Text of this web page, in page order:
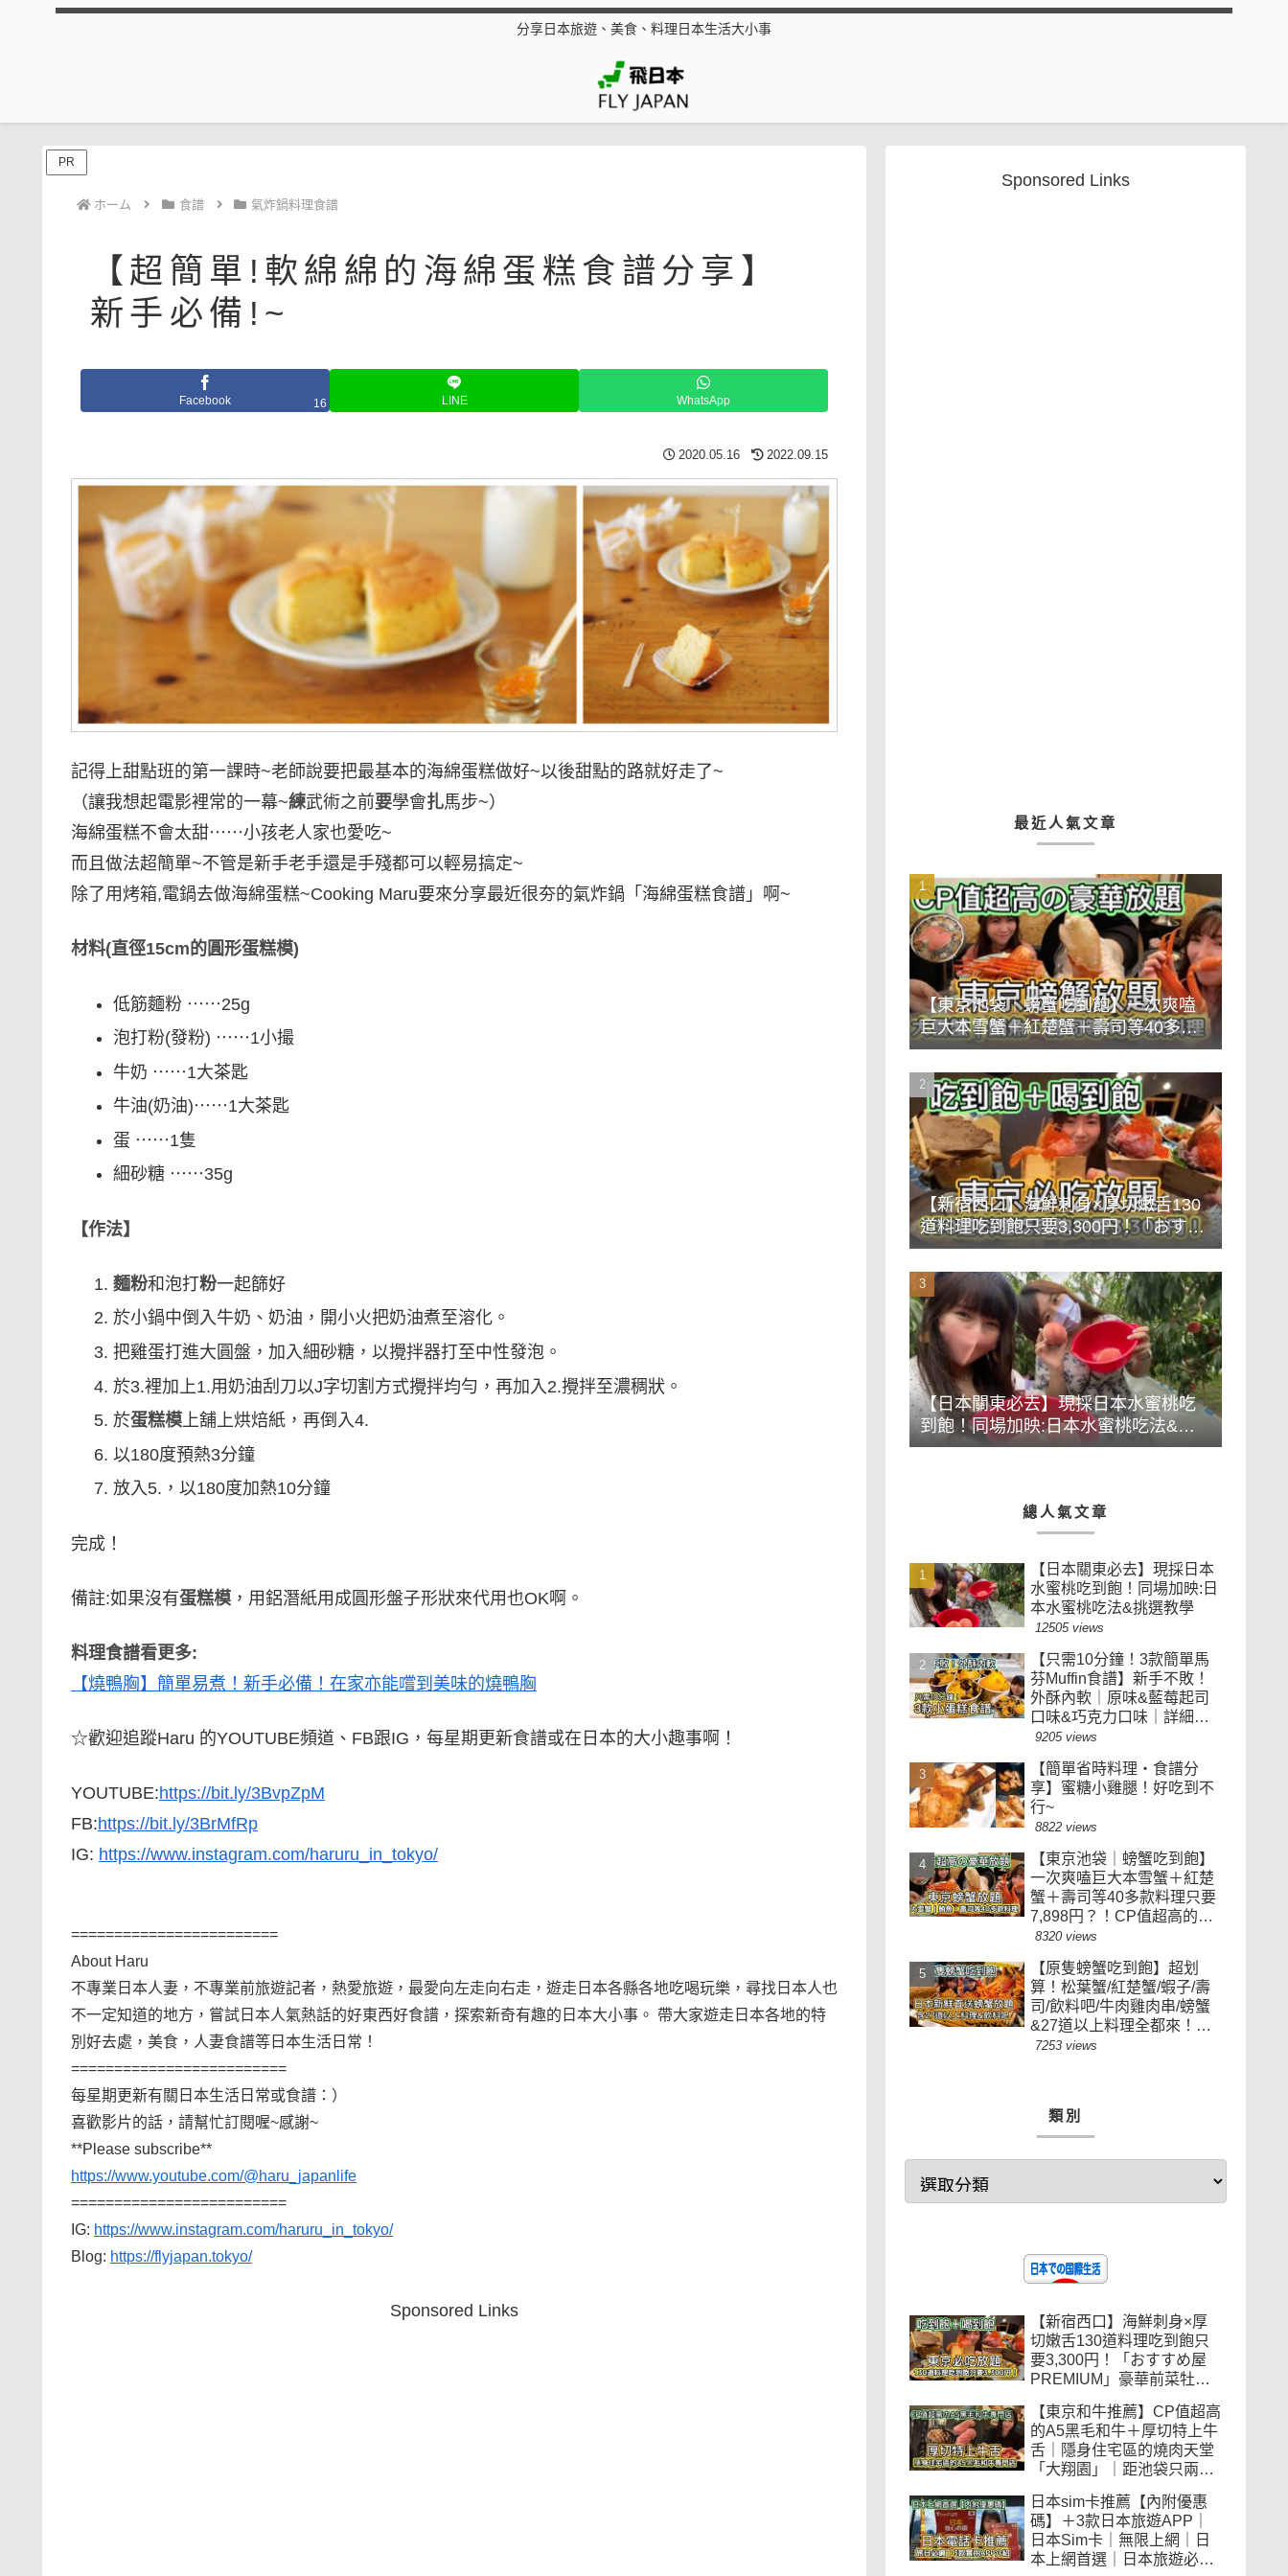
分享日本旅遊、美食、料理日本生活大小事
PR
ホーム 食譜 氣炸鍋料理食譜
【超簡單!軟綿綿的海綿蛋糕食譜分享】
新手必備!~
Facebook 16 LINE WhatsApp
2020.05.16 2022.09.15
記得上甜點班的第一課時~老師說要把最基本的海綿蛋糕做好~以後甜點的路就好走了~
（讓我想起電影裡常的一幕~練武術之前要學會扎馬步~）
海綿蛋糕不會太甜⋯⋯小孩老人家也愛吃~
而且做法超簡單~不管是新手老手還是手殘都可以輕易搞定~
除了用烤箱,電鍋去做海綿蛋糕~Cooking Maru要來分享最近很夯的氣炸鍋「海綿蛋糕食譜」啊~
材料(直徑15cm的圓形蛋糕模)
低筋麵粉 ⋯⋯25g
泡打粉(發粉) ⋯⋯1小撮
牛奶 ⋯⋯1大茶匙
牛油(奶油)⋯⋯1大茶匙
蛋 ⋯⋯1隻
細砂糖 ⋯⋯35g
【作法】
麵粉和泡打粉一起篩好
於小鍋中倒入牛奶、奶油，開小火把奶油煮至溶化。
把雞蛋打進大圓盤，加入細砂糖，以攪拌器打至中性發泡。
於3.裡加上1.用奶油刮刀以J字切割方式攪拌均勻，再加入2.攪拌至濃稠狀。
於蛋糕模上舖上烘焙紙，再倒入4.
以180度預熱3分鐘
放入5.，以180度加熱10分鐘
完成！
備註:如果沒有蛋糕模 ，用鋁潛紙用成圓形盤子形狀來代用也OK啊。
料理食譜看更多:
【燒鴨胸】簡單易煮！新手必備！在家亦能嚐到美味的燒鴨胸
☆歡迎追蹤Haru 的YOUTUBE頻道、FB跟IG，每星期更新食譜或在日本的大小趣事啊！
YOUTUBE:https://bit.ly/3BvpZpM
FB:https://bit.ly/3BrMfRp
IG: https://www.instagram.com/haruru_in_tokyo/
========================
About Haru
不專業日本人妻，不專業前旅遊記者，熱愛旅遊，最愛向左走向右走，遊走日本各縣各地吃喝玩樂，尋找日本人也
不一定知道的地方，嘗試日本人氣熱話的好東西好食譜，探索新奇有趣的日本大小事。 帶大家遊走日本各地的特
別好去處，美食，人妻食譜等日本生活日常！
=========================
每星期更新有關日本生活日常或食譜：）
喜歡影片的話，請幫忙訂閱喔~感謝~
**Please subscribe**
https://www.youtube.com/@haru_japanlife
=========================
IG: https://www.instagram.com/haruru_in_tokyo/
Blog: https://flyjapan.tokyo/
Sponsored Links
Sponsored Links
最近人氣文章
【東京池袋｜螃蟹吃到飽】一次爽嗑
巨大本雪蟹＋紅楚蟹＋壽司等40多款
料理只要7,898円？！CP值超高的豪華
放題餐《蟹まみれTOKYO》
【新宿西口】海鮮刺身×厚切嫩舌130
道料理吃到飽只要3,300円！「おすす
め屋PREMIUM」豪華前菜牡蠣海鮮蒸
盤
【日本關東必去】現採日本水蜜桃吃
到飽！同場加映:日本水蜜桃吃法&挑
選教學
總人氣文章
【日本關東必去】現採日本
水蜜桃吃到飽！同場加映:日
本水蜜桃吃法&挑選教學
12505 views
【只需10分鐘！3款簡單馬
芬Muffin食譜】新手不敗！
外酥內軟｜原味&藍莓起司
口味&巧克力口味｜詳細做
法｜muffin recipe
9205 views
【簡單省時料理・食譜分
享】蜜糖小雞腿！好吃到不
行~
8822 views
【東京池袋｜螃蟹吃到飽】
一次爽嗑巨大本雪蟹＋紅楚
蟹＋壽司等40多款料理只要
7,898円？！CP值超高的豪
華放題餐《蟹まみれ
8320 views
【原隻螃蟹吃到飽】超划
算！松葉蟹/紅楚蟹/蝦子/壽
司/飲料吧/牛肉雞肉串/螃蟹
&27道以上料理全都來！｜
日本 東京 必吃 美食 推薦｜
7253 views
類別
【新宿西口】海鮮刺身×厚
切嫩舌130道料理吃到飽只
要3,300円！「おすすめ屋
PREMIUM」豪華前菜牡蠣
【東京和牛推薦】CP值超高
的A5黑毛和牛＋厚切特上牛
舌｜隱身住宅區的燒肉天堂
「大翔園」｜距池袋只兩站
愛好者必收藏
日本sim卡推薦【內附優惠
碼】＋3款日本旅遊APP｜
日本Sim卡｜無限上網｜日
本上網首選｜日本旅遊必備